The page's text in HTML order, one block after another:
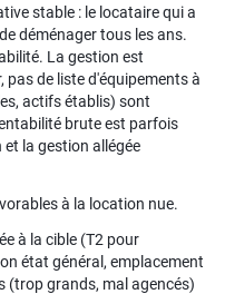
stable : le locataire qui a
déménager tous les ans.
La gestion est
pas de liste d'équipements à
actifs établis) sont
brute est parfois
la gestion allégée
à la location nue.
à la cible (T2 pour
état général, emplacement
(trop grands, mal agencés)